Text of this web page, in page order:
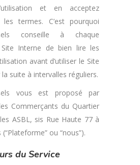
et en acceptez
les termes. C’est pourquoi
conseille à chaque
Interne de bien lire les
avant d’utiliser le Site
suite à intervalles réguliers.
vous est proposé par
Commerçants du Quartier
ASBL, sis Rue Haute 77 à
ou “nous”).
du Service